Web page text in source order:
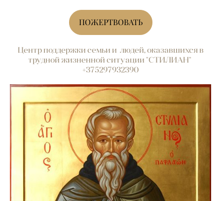
ПОЖЕРТВОВАТЬ
Центр поддержки семьи и людей, оказавшихся в
трудной жизненной ситуации "СТИЛИАН"
+375297932390